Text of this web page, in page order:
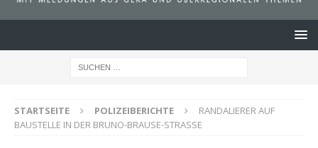
STARTSEITE POLIZEIBERICHTE
RANDALIERER AUF
BAUSTELLE IN DER BRUNO-BRAUSE-STRASSE